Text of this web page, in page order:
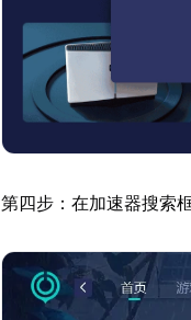
第四步：在加速器搜索